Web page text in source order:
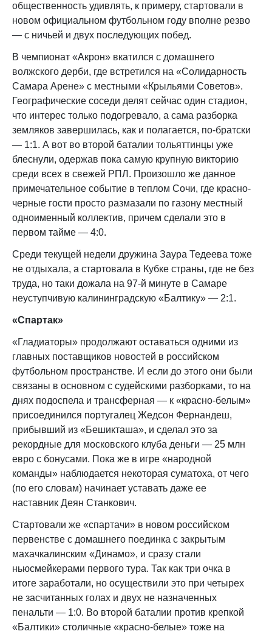
общественность удивлять, к примеру, стартовали в
новом официальном футбольном году вполне резво
— с ничьей и двух последующих побед.
В чемпионат «Акрон» вкатился с домашнего
волжского дерби, где встретился на «Солидарность
Самара Арене» с местными «Крыльями Советов».
Географические соседи делят сейчас один стадион,
что интерес только подогревало, а сама разборка
земляков завершилась, как и полагается, по-братски
— 1:1. А вот во второй баталии тольяттинцы уже
блеснули, одержав пока самую крупную викторию
среди всех в свежей РПЛ. Произошло же данное
примечательное событие в теплом Сочи, где красно-
черные гости просто размазали по газону местный
одноименный коллектив, причем сделали это в
первом тайме — 4:0.
Среди текущей недели дружина Заура Тедеева тоже
не отдыхала, а стартовала в Кубке страны, где не без
труда, но таки дожала на 97-й минуте в Самаре
неуступчивую калининградскую «Балтику» — 2:1.
«Спартак»
«Гладиаторы» продолжают оставаться одними из
главных поставщиков новостей в российском
футбольном пространстве. И если до этого они были
связаны в основном с судейскими разборками, то на
днях подоспела и трансферная — к «красно-белым»
присоединился португалец Жедсон Фернандеш,
прибывший из «Бешикташа», и сделал это за
рекордные для московского клуба деньги — 25 млн
евро с бонусами. Пока же в игре «народной
команды» наблюдается некоторая суматоха, от чего
(по его словам) начинает уставать даже ее
наставник Деян Станкович.
Стартовали же «спартачи» в новом российском
первенстве с домашнего поединка с закрытым
махачкалинским «Динамо», и сразу стали
ньюсмейкерами первого тура. Так как три очка в
итоге заработали, но осуществили это при четырех
не засчитанных голах и двух не назначенных
пенальти — 1:0. Во второй баталии против крепкой
«Балтики» столичные «красно-белые» тоже на